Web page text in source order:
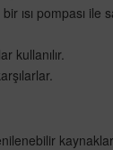
ısı pompası ile
kullanılır.